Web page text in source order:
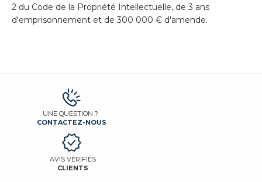
2 du Code de la Propriété Intellectuelle, de 3 ans
d'emprisonnement et de 300 000 € d'amende.
UNE QUESTION ?
CONTACTEZ-NOUS
AVIS VÉRIFIÉS
CLIENTS